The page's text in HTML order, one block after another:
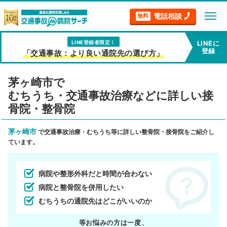
無料 電話相談 menu
LINE登録者限定！
「交通事故：より良い通院先の選び方」
LINEに
登録
茅ヶ崎市で
むちうち・交通事故治療などに詳しい接
骨院・整骨院
茅ヶ崎市 で交通事故治療・むちうち等に詳しい整骨院・接骨院をご紹介し
ています。
病院や整形外科だと時間が合わない
病院と整骨院を併用したい
むちうちの通院先はどこがいいのか
等お悩みの方は一度、